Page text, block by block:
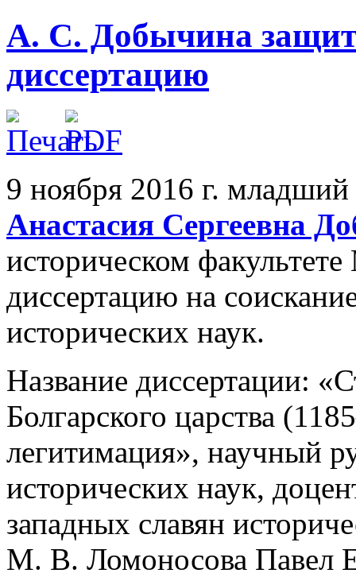
А. С. Добычина
диссертацию
9 ноября 2016 г.
Анастасия Сергеевна
историческом
диссертацию на
исторических наук.
Название диссертации:
Болгарского царства
легитимация», научный
исторических наук,
западных славян
М. В. Ломоносова Павел